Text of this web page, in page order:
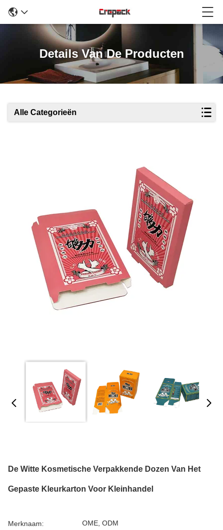
Details Van De Producten
Alle Categorieën
De Witte Kosmetische Verpakkende Dozen Van Het
Gepaste Kleurkarton Voor Kleinhandel
Merknaam: OME, ODM